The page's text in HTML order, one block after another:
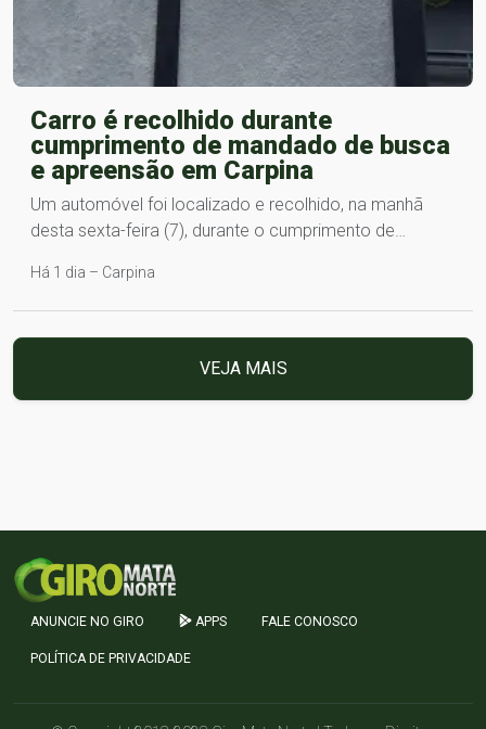
Carro é recolhido durante
cumprimento de mandado de busca
e apreensão em Carpina
Um automóvel foi localizado e recolhido, na manhã
desta sexta-feira (7), durante o cumprimento de…
Há 1 dia – Carpina
VEJA MAIS
ANUNCIE NO GIRO APPS FALE CONOSCO
POLÍTICA DE PRIVACIDADE